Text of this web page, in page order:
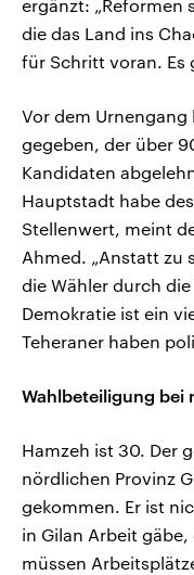
ergänzt: „Reformen
die das Land ins
für Schritt voran. Es
Vor dem
gegeben, der über
Kandidaten
Hauptstadt habe
Stellenwert, meint
Ahmed. „Anstatt zu
die Wähler durch
Demokratie ist ein
Teheraner haben
Wahlbeteiligung bei
Hamzeh ist 30. Der
nördlichen Provinz
gekommen. Er ist
in Gilan Arbeit
müssen